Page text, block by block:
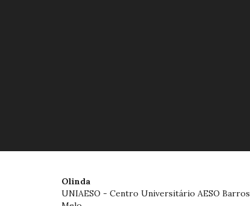
Olinda
UNIAESO - Centro Universitário AESO Barros